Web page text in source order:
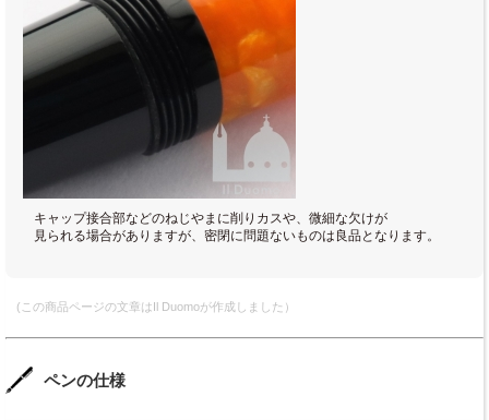
キャップ接合部などのねじやまに削りカスや、微細な欠けが
見られる場合がありますが、密閉に問題ないものは良品となります。
(この商品ページの文章はIl Duomoが作成しました）
ペンの仕様